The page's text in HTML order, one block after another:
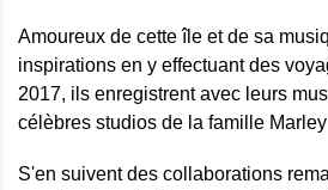
Amoureux de cette île et de sa
inspirations en y effectuant des
2017, ils enregistrent avec leurs
célèbres studios de la famille
S'en suivent des collaborations